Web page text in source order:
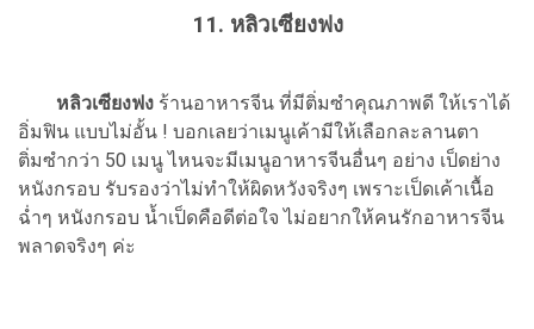
11. หลิวเซียงฟง
หลิวเซียงฟง ร้านอาหารจีน ที่มีติ่มซำคุณภาพดี ให้เราได้
อิ่มฟิน แบบไม่อั้น ! บอกเลยว่าเมนูเค้ามีให้เลือกละลานตา
ติ่มซำกว่า 50 เมนู ไหนจะมีเมนูอาหารจีนอื่นๆ อย่าง เป็ดย่าง
หนังกรอบ รับรองว่าไม่ทำให้ผิดหวังจริงๆ เพราะเป็ดเค้าเนื้อ
ฉ่ำๆ หนังกรอบ น้ำเป็ดคือดีต่อใจ ไม่อยากให้คนรักอาหารจีน
พลาดจริงๆ ค่ะ